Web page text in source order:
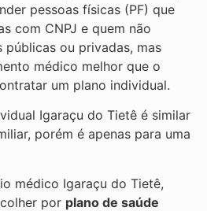
pessoas físicas (PF) que
com CNPJ e quem não
públicas ou privadas, mas
médico melhor que o
um plano individual.
Igaraçu do Tietê é similar
porém é apenas para uma
médico Igaraçu do Tietê,
por plano de saúde